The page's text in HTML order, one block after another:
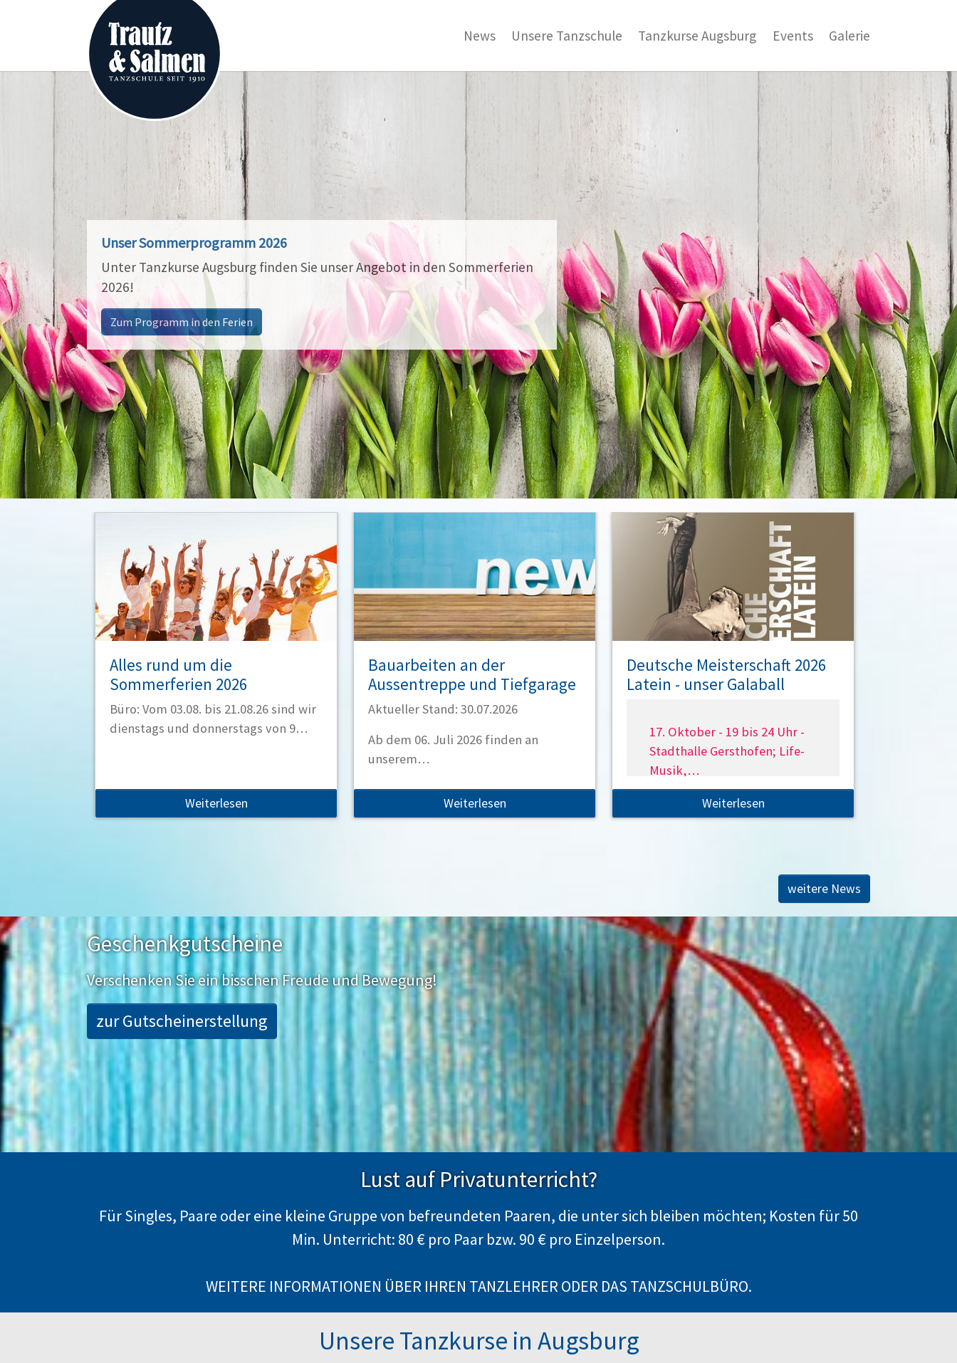
Zum Hauptinhalt springen
News Unsere Tanzschule Tanzkurse Augsburg Events Galerie
Unser Sommerprogramm 2026
Unter Tanzkurse Augsburg finden Sie unser Angebot in den Sommerferien
2026!
Zum Programm in den Ferien
Alles rund um die
Sommerferien 2026
Büro: Vom 03.08. bis 21.08.26sind wir
dienstags und donnerstags von 9…
Weiterlesen
Bauarbeiten an der
Aussentreppe und Tiefgarage
Aktueller Stand: 30.07.2026
Ab dem 06. Juli 2026 finden an
unserem…
Weiterlesen
Deutsche Meisterschaft 2026
Latein - unser Galaball
17. Oktober - 19 bis 24 Uhr -
Stadthalle Gersthofen; Life-
Musik,…
Weiterlesen
weitere News
Geschenkgutscheine
Verschenken Sie ein bisschen Freude und Bewegung!
zur Gutscheinerstellung
Lust auf Privatunterricht?
Für Singles, Paare oder eine kleine Gruppe von befreundeten Paaren, die unter sich bleiben möchten; Kosten für 50
Min. Unterricht: 80 € pro Paar bzw. 90 € pro Einzelperson.
WEITERE INFORMATIONEN ÜBER IHREN TANZLEHRER ODER DAS TANZSCHULBÜRO.
Unsere Tanzkurse in Augsburg